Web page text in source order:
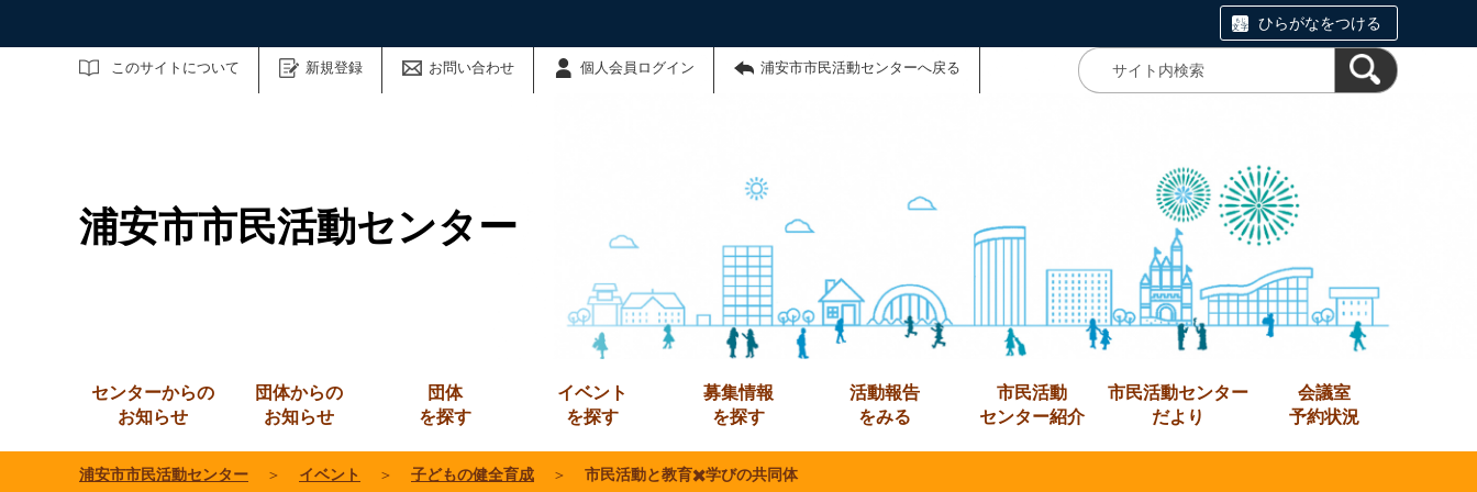
ひらがなをつける
このサイトについて 新規登録 お問い合わせ 個人会員ログイン 浦安市市民活動センターへ戻る
サイト内検索
浦安市市民活動センター
センターからの
お知らせ
団体からの
お知らせ
団体
を探す
イベント
を探す
募集情報
を探す
活動報告
をみる
市民活動
センター紹介
市民活動センター
だより
会議室
予約状況
浦安市市民活動センター ＞ イベント ＞ 子どもの健全育成 ＞ 市民活動と教育✖️学びの共同体